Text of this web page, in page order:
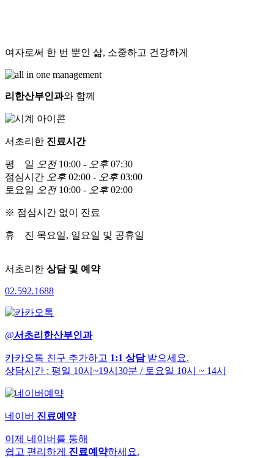
여자로써 한 번 뿐인 삶, 소중하고 건강하게
리한산부인과와 함께
서초리한 진료시간
평 일 오전10:00 - 오후07:30
점심시간 오후02:00 - 오후03:00
토요일 오전10:00 - 오후02:00
※ 점심시간 없이 진료
휴 진 목요일, 일요일 및 공휴일
서초리한 상담 및 예약
02.592.1688
@서초리한산부인과
카카오톡 친구 추가하고 1:1 상담받으세요.
상담시간 : 평일 10시~19시30분 / 토요일 10시 ~ 14시
네이버 진료예약
이제 네이버를 통해
쉽고 편리하게 진료예약하세요.